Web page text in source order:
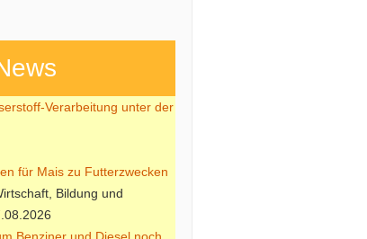
Verarbeitung unter der
für Mais zu Futterzwecken
Bildung und